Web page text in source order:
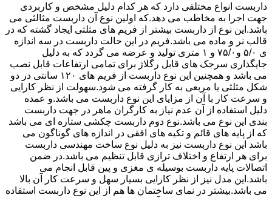
داربست انواع مختلفی دارد که هر کدام دلیل مشخص و کاربردی
جهت اجرا به مخاطب می دهد.که اولین نوع آن داربست مثالثی می
باشد.این نوع از داربست بیشتر از فریم های مثلثی ایجاد گشته که در
قالب نر و ماده می باشد.فریم در این حالت داربست در سه اندازه
ی ۵/۰ و۷۵/۰ و ۱ متری تولید و عرضه می گردد که به دلیل
جایگذاری سرجک های قابل رگلاژ برای تمامی ارتفاعات قابل نصب
می باشد و همچنین این نوع داربست از فریم های ۱۲۰ سانتی در دو
شکل مثلثی یا مربعی به کار گرفته می شود.سهولت از نظر کارایی
و سرعت کار با آن از مزایای این نوع داربست می باشد.و عمده
دلیل استفاده از آن عدم نیاز به کارگران ماهر در جهت داربست
بندی این نوع می باشد.نوع دوم داربست چکشی ستاره ای می باشد
که از پایه های قائم و تکیه های افقی در اندازه های گوناگون می
باشد این نوع داربست نیز به دلیل نوع ساخت مهندسی داربست
برای هر ارتفاع و اختلاف ترازی قابل تنظیم می باشد.در ضمن
اتصالات پایه داربست بوسیله ی مغزی و پین قابل انجام می
باشد.این مدل نیز از نظر کارایی بسیار سهل و سرعت کار آن بالا
می باشد.بیشتر در نمای ساختمان ها هم از این نوع داربست استفاده